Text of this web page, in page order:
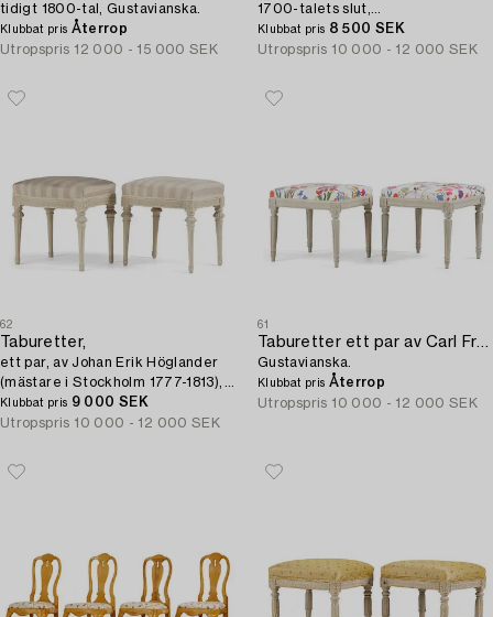
tidigt 1800-tal, Gustavianska.
Klubbat pris Återrop
Utropspris 12 000 - 15 000 SEK
1700-talets slut,
Sengustavianska.
Klubbat pris 8 500 SEK
Utropspris 10 000 - 12 000 SEK
62
Taburetter,
ett par, av Johan Erik Höglander
(mästare i Stockholm 1777-1813),
Sengustavianska.
Klubbat pris 9 000 SEK
Utropspris 10 000 - 12 000 SEK
61
Taburetter ett par av Carl Fredrik Flodin (mästare i Stockholm 1776-95),
Gustavianska.
Klubbat pris Återrop
Utropspris 10 000 - 12 000 SEK